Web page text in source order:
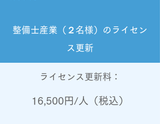
整備士産業（２名様）のライセン
ス更新
ライセンス更新料：
16,500円/人（税込）